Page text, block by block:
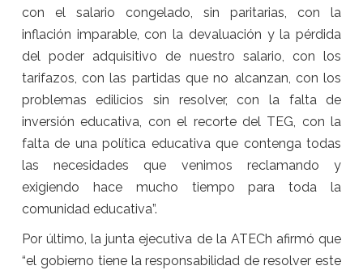
con el salario congelado, sin paritarias, con la
inflación imparable, con la devaluación y la pérdida
del poder adquisitivo de nuestro salario, con los
tarifazos, con las partidas que no alcanzan, con los
problemas edilicios sin resolver, con la falta de
inversión educativa, con el recorte del TEG, con la
falta de una política educativa que contenga todas
las necesidades que venimos reclamando y
exigiendo hace mucho tiempo para toda la
comunidad educativa”.
Por último, la junta ejecutiva de la ATECh afirmó que
“el gobierno tiene la responsabilidad de resolver este